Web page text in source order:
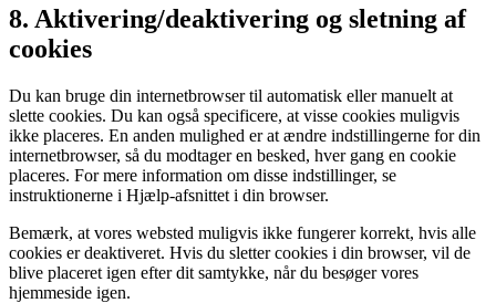
8. Aktivering/deaktivering og sletning af
cookies
Du kan bruge din internetbrowser til automatisk eller manuelt at
slette cookies. Du kan også specificere, at visse cookies muligvis
ikke placeres. En anden mulighed er at ændre indstillingerne for din
internetbrowser, så du modtager en besked, hver gang en cookie
placeres. For mere information om disse indstillinger, se
instruktionerne i Hjælp-afsnittet i din browser.
Bemærk, at vores websted muligvis ikke fungerer korrekt, hvis alle
cookies er deaktiveret. Hvis du sletter cookies i din browser, vil de
blive placeret igen efter dit samtykke, når du besøger vores
hjemmeside igen.